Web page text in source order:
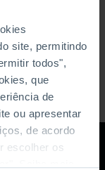
site, permitindo
todos",
que
de
ou apresentar
de acordo
escolher os